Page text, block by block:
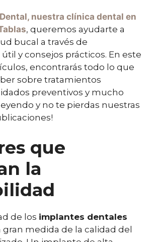
, nuestra clínica dental en
, queremos ayudarte a
bucal a través de
y consejos prácticos. En este
encontrarás todo lo que
sobre tratamientos
preventivos y mucho
y no te pierdas nuestras
que
la
de los implantes dentales
medida de la calidad del